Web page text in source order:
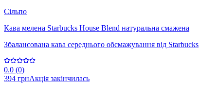
Сільпо
Кава мелена Starbucks House Blend натуральна смажена
Збалансована кава середнього обсмажування від Starbucks
0.0 (0)
394 грнАкція закінчилась